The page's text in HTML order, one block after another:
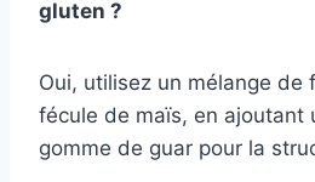
gluten ?
Oui, utilisez un mélange de
fécule de maïs, en ajoutant
gomme de guar pour la